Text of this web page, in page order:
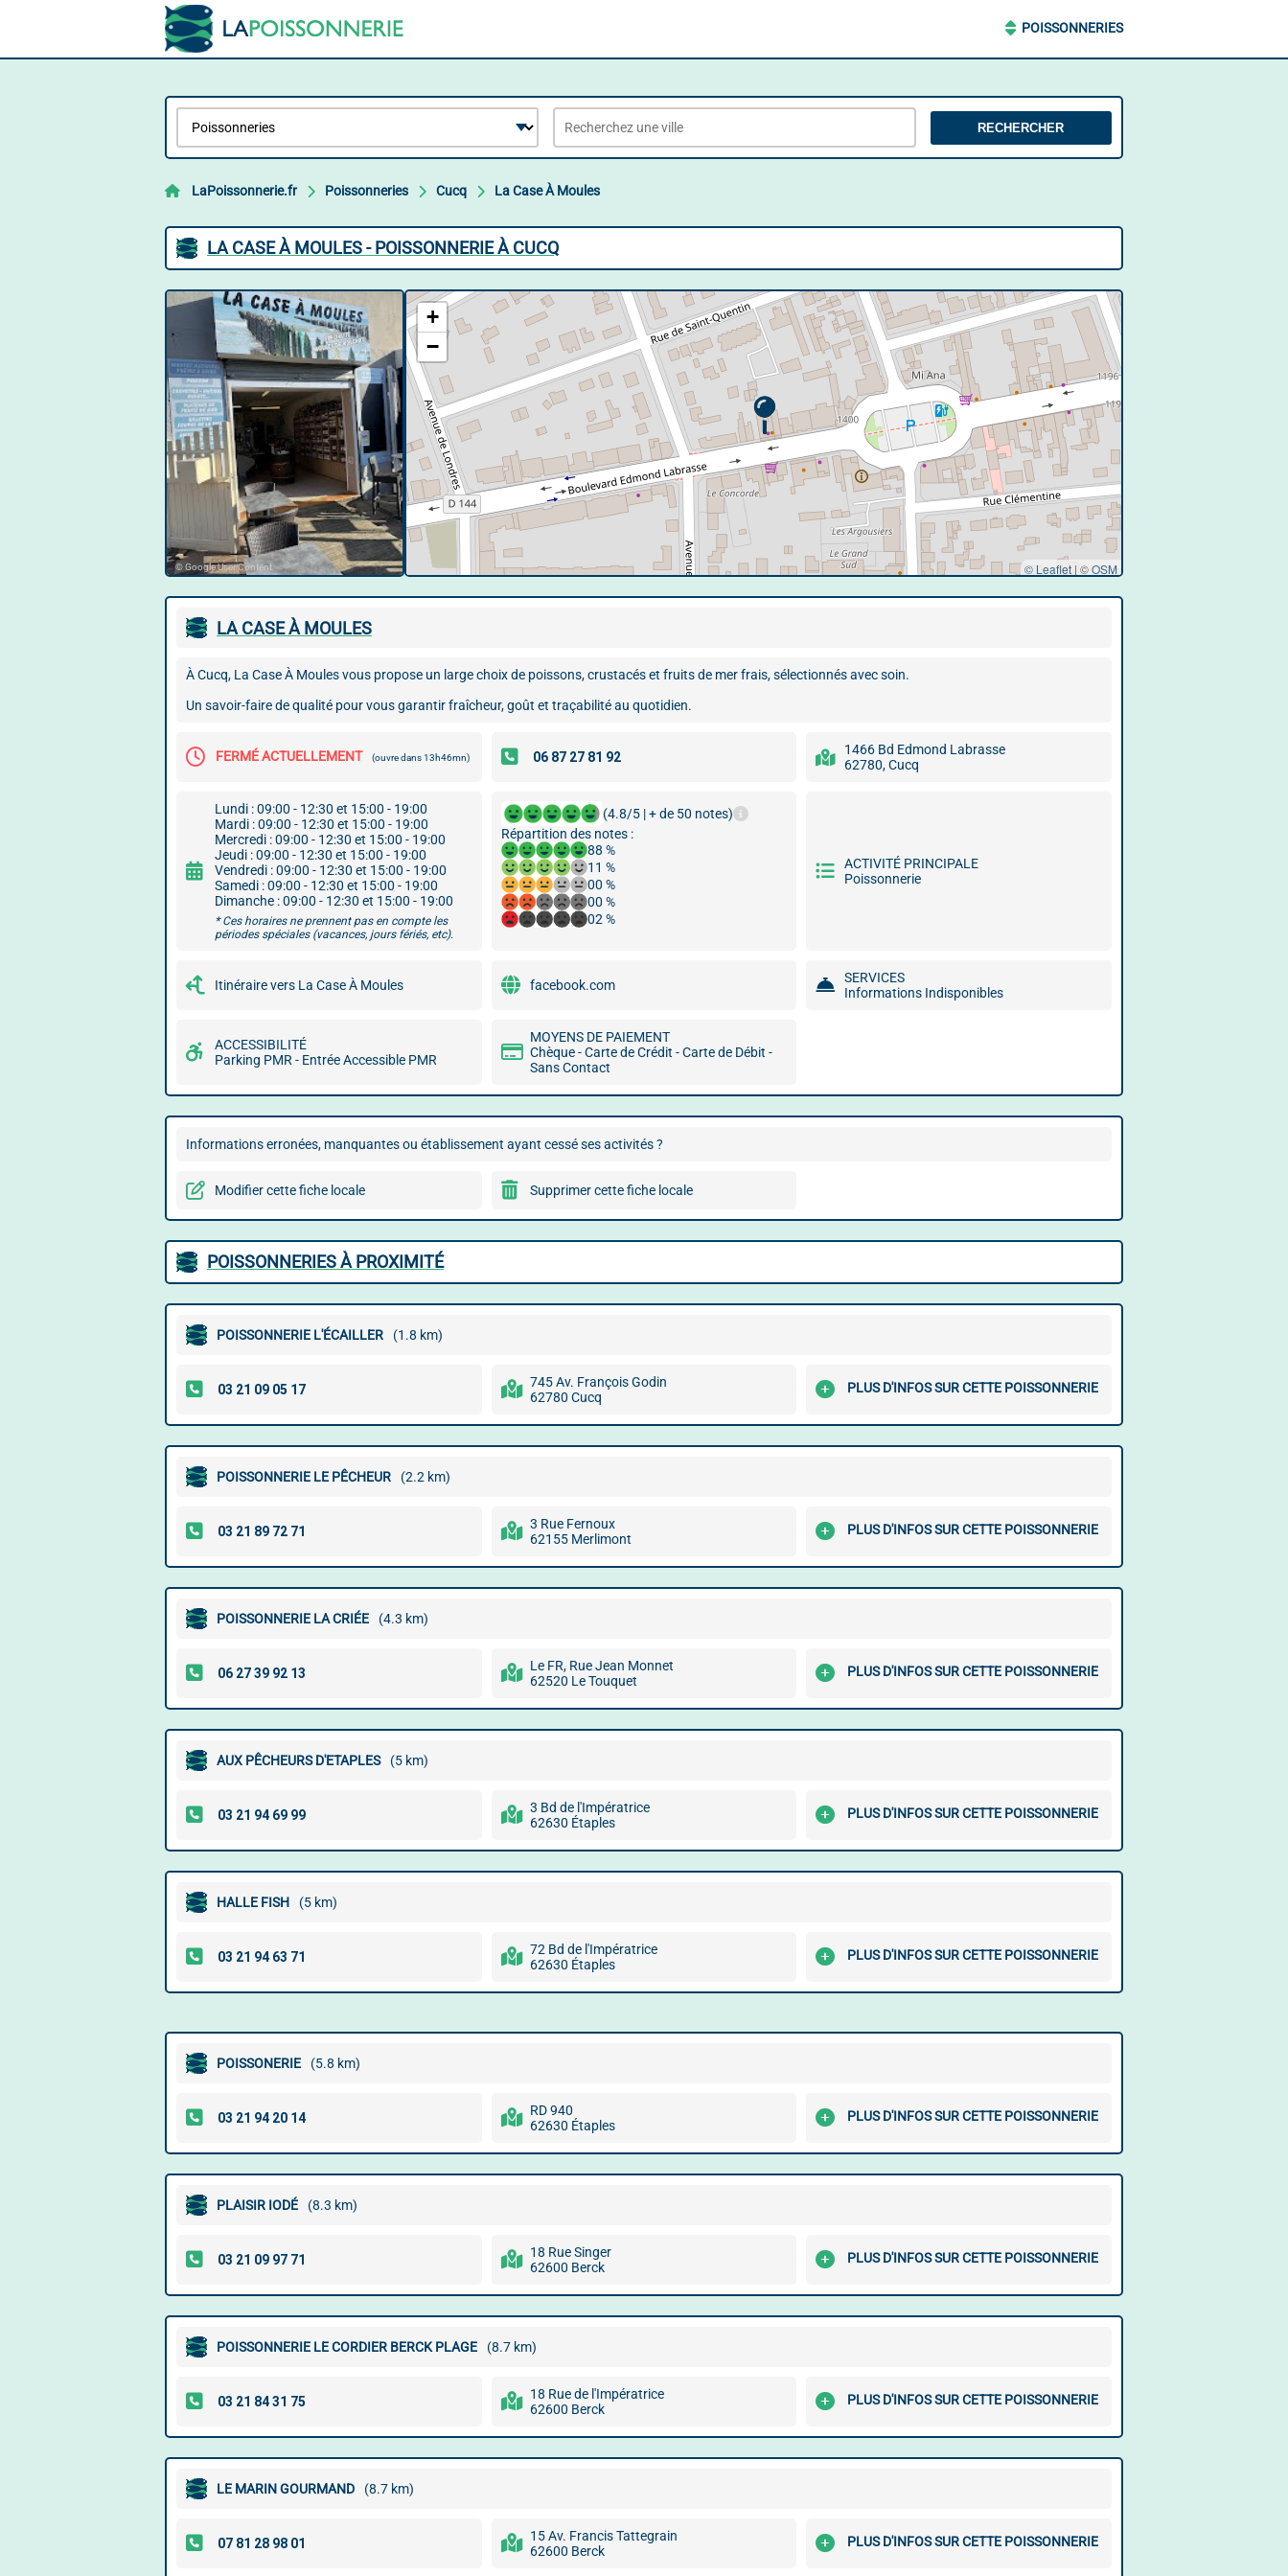
POISSONNERIES
RECHERCHER
LaPoissonnerie.fr Poissonneries Cucq La Case À Moules
LA CASE À MOULES - POISSONNERIE À CUCQ
© Google User Content
+
−
© Leaflet | ©OSM
LA CASE À MOULES
À Cucq, La Case À Moules vous propose un large choix de poissons, crustacés et fruits de mer frais, sélectionnés avec soin.
Un savoir-faire de qualité pour vous garantir fraîcheur, goût et traçabilité au quotidien.
FERMÉ ACTUELLEMENT (ouvre dans 13h46mn)
1466 Bd Edmond Labrasse
62780, Cucq
Lundi : 09:00 - 12:30 et 15:00 - 19:00
Mardi : 09:00 - 12:30 et 15:00 - 19:00
Mercredi : 09:00 - 12:30 et 15:00 - 19:00
Jeudi : 09:00 - 12:30 et 15:00 - 19:00
Vendredi : 09:00 - 12:30 et 15:00 - 19:00
Samedi : 09:00 - 12:30 et 15:00 - 19:00
Dimanche : 09:00 - 12:30 et 15:00 - 19:00
* Ces horaires ne prennent pas en compte les
périodes spéciales (vacances, jours fériés, etc).
(4.8/5 | + de 50 notes)
Répartition des notes :
88 %
11 %
00 %
00 %
02 %
ACTIVITÉ PRINCIPALE
Poissonnerie
Itinéraire vers La Case À Moules facebook.com
SERVICES
Informations Indisponibles
ACCESSIBILITÉ
Parking PMR - Entrée Accessible PMR
MOYENS DE PAIEMENT
Chèque - Carte de Crédit - Carte de Débit -
Sans Contact
Informations erronées, manquantes ou établissement ayant cessé ses activités ?
Modifier cette fiche locale Supprimer cette fiche locale
POISSONNERIES À PROXIMITÉ
POISSONNERIE L'ÉCAILLER (1.8 km)
745 Av. François Godin
62780 Cucq
PLUS D'INFOS SUR CETTE POISSONNERIE
POISSONNERIE LE PÊCHEUR (2.2 km)
3 Rue Fernoux
62155 Merlimont
PLUS D'INFOS SUR CETTE POISSONNERIE
POISSONNERIE LA CRIÉE (4.3 km)
Le FR, Rue Jean Monnet
62520 Le Touquet
PLUS D'INFOS SUR CETTE POISSONNERIE
AUX PÊCHEURS D'ETAPLES (5 km)
3 Bd de l'Impératrice
62630 Étaples
PLUS D'INFOS SUR CETTE POISSONNERIE
HALLE FISH (5 km)
72 Bd de l'Impératrice
62630 Étaples
PLUS D'INFOS SUR CETTE POISSONNERIE
POISSONERIE (5.8 km)
RD 940
62630 Étaples
PLUS D'INFOS SUR CETTE POISSONNERIE
PLAISIR IODÉ (8.3 km)
18 Rue Singer
62600 Berck
PLUS D'INFOS SUR CETTE POISSONNERIE
POISSONNERIE LE CORDIER BERCK PLAGE (8.7 km)
18 Rue de l'Impératrice
62600 Berck
PLUS D'INFOS SUR CETTE POISSONNERIE
LE MARIN GOURMAND (8.7 km)
15 Av. Francis Tattegrain
62600 Berck
PLUS D'INFOS SUR CETTE POISSONNERIE